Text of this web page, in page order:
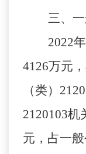
三、
2022
4126万元
（类）
2120103机
元，占一